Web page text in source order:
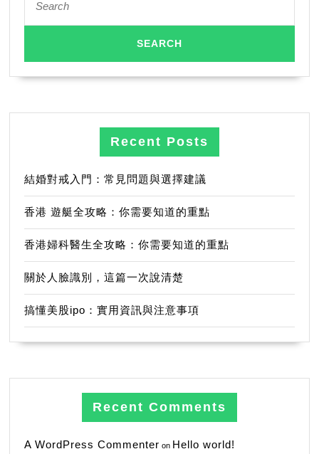
for:
Recent Posts
結婚對戒入門：常見問題與選擇建議
香港 遊艇全攻略：你需要知道的重點
香港婦科醫生全攻略：你需要知道的重點
關於人臉識別，這篇一次說清楚
搞懂美股ipo：實用資訊與注意事項
Recent Comments
A WordPress Commenter on Hello world!